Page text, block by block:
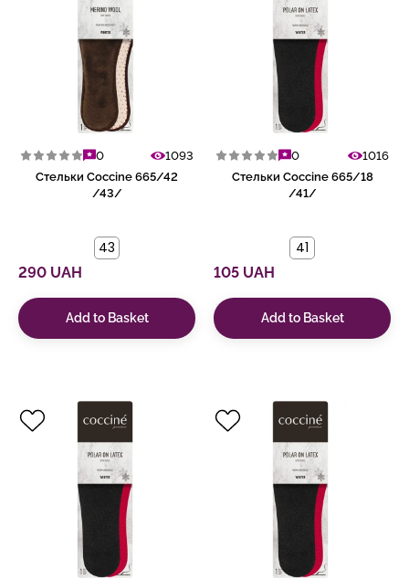
0
1093
Стельки Coccine 665/42
/43/
43
290 UAH
Add to Basket
0
1016
Стельки Coccine 665/18
/41/
41
105 UAH
Add to Basket